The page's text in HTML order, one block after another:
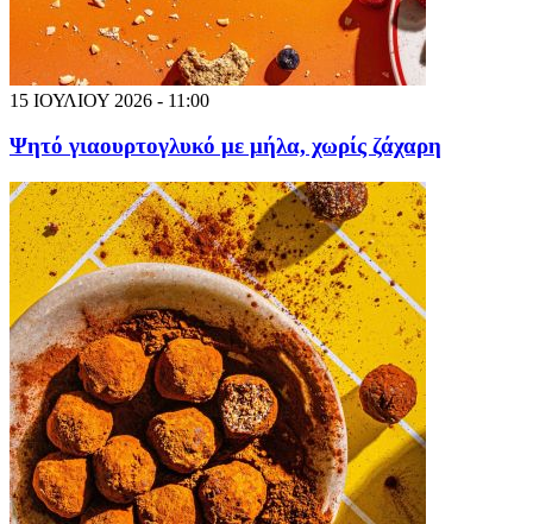
15 ΙΟΥΛΙΟΥ 2026 - 11:00
Ψητό γιαουρτογλυκό με μήλα, χωρίς ζάχαρη